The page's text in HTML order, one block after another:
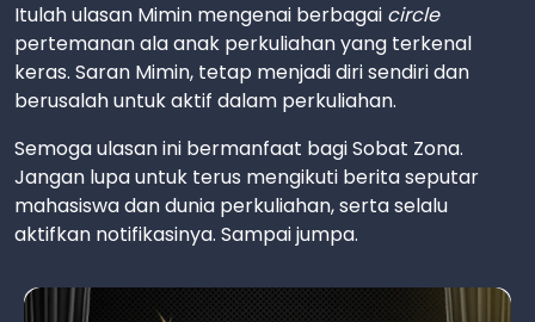
Itulah ulasan Mimin mengenai berbagai circle
pertemanan ala anak perkuliahan yang terkenal
keras. Saran Mimin, tetap menjadi diri sendiri dan
berusalah untuk aktif dalam perkuliahan.
Semoga ulasan ini bermanfaat bagi Sobat Zona.
Jangan lupa untuk terus mengikuti berita seputar
mahasiswa dan dunia perkuliahan, serta selalu
aktifkan notifikasinya. Sampai jumpa.